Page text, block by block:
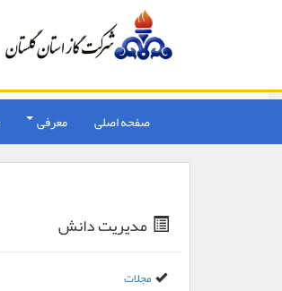
صفحه اصلی معرفی
مدیریت دانش
مجلات